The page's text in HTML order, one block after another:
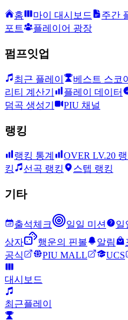
홈 마이 대시보드 주간
포트
플레이어 광장
펌프잇업
최근 플레이 베스트 스코
리티 계산기
플레이 데이터
덤곡 생성기
PIU 채널
랭킹
랭킹 통계 OVER LV.20
킹
선곡 랭킹 스텝 랭킹
기타
출석체크 일일 미션 일
상자
행운의 핀볼 알림
공식
PIU MALL UCS
대시보드
최근플레이